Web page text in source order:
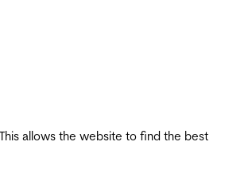
allows the website to find the best